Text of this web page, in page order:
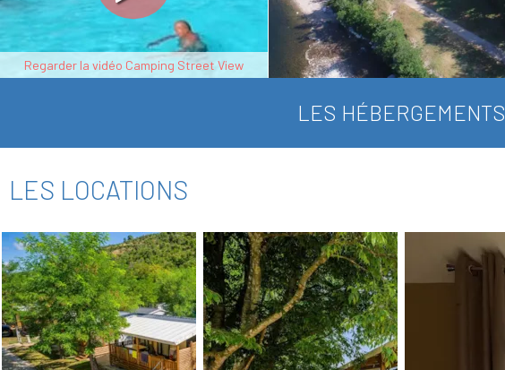
Regarder la vidéo Camping Street View
LES HÉBERGEMENTS
LES LOCATIONS